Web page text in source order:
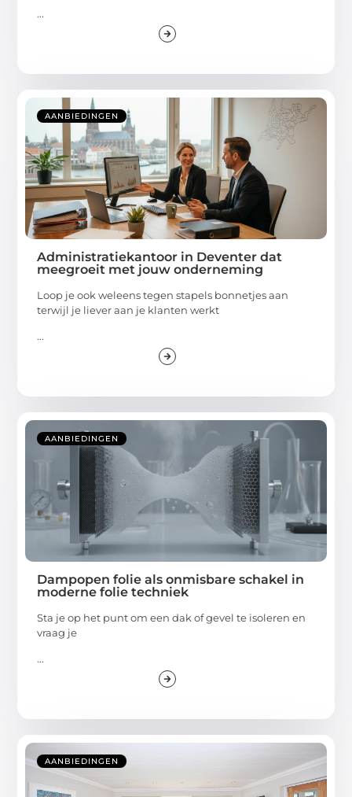
...
AANBIEDINGEN
Administratiekantoor in Deventer dat
meegroeit met jouw onderneming
Loop je ook weleens tegen stapels bonnetjes aan
terwijl je liever aan je klanten werkt
...
AANBIEDINGEN
Dampopen folie als onmisbare schakel in
moderne folie techniek
Sta je op het punt om een dak of gevel te isoleren en
vraag je
...
AANBIEDINGEN